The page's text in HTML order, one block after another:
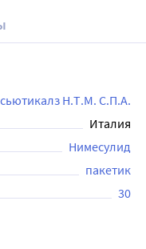
Н.Т.М. С.П.А.
Италия
Нимесулид
пакетик
30